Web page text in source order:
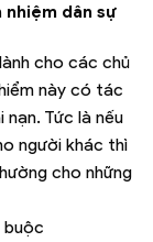
dân sự
cho các chủ
này có tác
Tức là nếu
người khác thì
cho những
buộc